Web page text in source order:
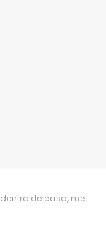
mesmo sem muita luz